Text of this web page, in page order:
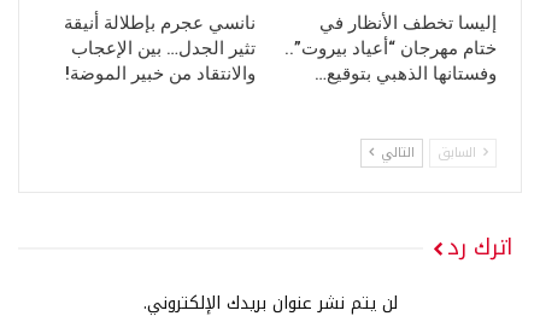
إليسا تخطف الأنظار في
ختام مهرجان “أعياد بيروت”..
وفستانها الذهبي بتوقيع…
نانسي عجرم بإطلالة أنيقة
تثير الجدل… بين الإعجاب
والانتقاد من خبير الموضة!
السابق التالي
اترك رد
لن يتم نشر عنوان بريدك الإلكتروني.